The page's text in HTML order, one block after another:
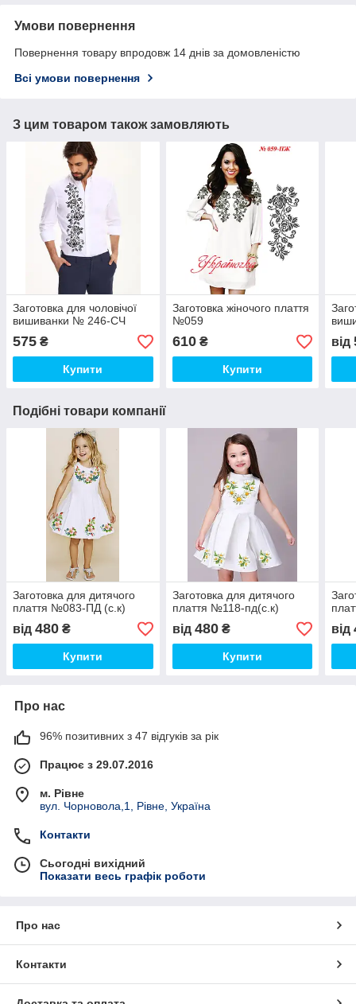
Умови повернення
Повернення товару впродовж 14 днів за домовленістю
Всі умови повернення
З цим товаром також замовляють
Заготовка для чоловічої
вишиванки № 246-СЧ
575 ₴
Купити
Заготовка жіночого плаття
№059
610₴
Купити
від
Подібні товари компанії
Заготовка для дитячого
плаття №083-ПД (с.к)
від 480 ₴
Купити
Заготовка для дитячого
плаття №118-пд(с.к)
від 480₴
Купити
від
Про нас
96% позитивних з 47 відгуків за рік
Працює з 29.07.2016
м. Рівне
вул. Чорновола,1, Рівне, Україна
Контакти
Сьогодні вихідний
Показати весь графік роботи
Про нас
Контакти